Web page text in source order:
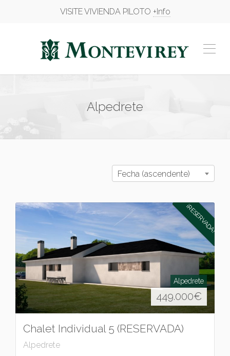
VISITE VIVIENDA PILOTO +Info
Alpedrete
Fecha (ascendente)
Alpedrete
449.000€
¡RESERVADA!
Chalet Individual 5 (RESERVADA)
Alpedrete